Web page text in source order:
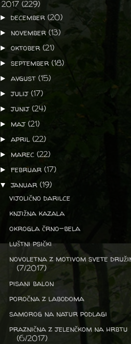
2017 (229)
►december(20)
► november(13)
►oktober(21)
►september(18)
►avgust(15)
►julij(17)
►junij(24)
► maj(21)
►april(22)
► marec(22)
►februar(17)
▼januar(19)
vijolično darilce
knjižna kazala
okrogla črno-bela
luštni psički
novoletna z motivom svete
(7/2017)
pisani balon
poročna z labodoma
samorog na natur podlagi
praznična z jelenčkom na hrbtu
(6/2017)